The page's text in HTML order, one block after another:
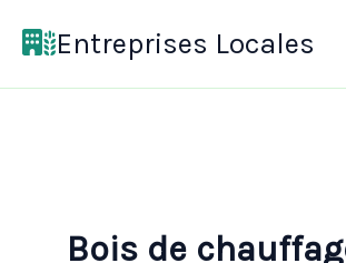
Entreprises Locales
Bois de